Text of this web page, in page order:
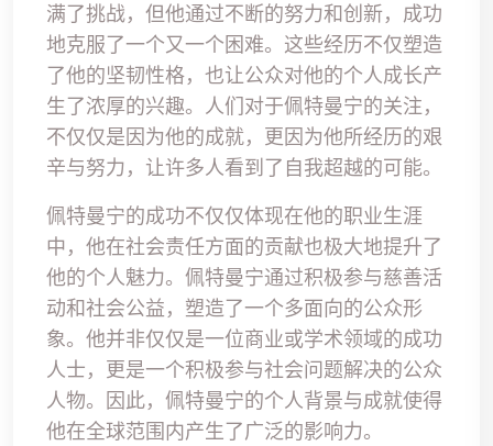
满了挑战，但他通过不断的努力和创新，成功
地克服了一个又一个困难。这些经历不仅塑造
了他的坚韧性格，也让公众对他的个人成长产
生了浓厚的兴趣。人们对于佩特曼宁的关注，
不仅仅是因为他的成就，更因为他所经历的艰
辛与努力，让许多人看到了自我超越的可能。
佩特曼宁的成功不仅仅体现在他的职业生涯
中，他在社会责任方面的贡献也极大地提升了
他的个人魅力。佩特曼宁通过积极参与慈善活
动和社会公益，塑造了一个多面向的公众形
象。他并非仅仅是一位商业或学术领域的成功
人士，更是一个积极参与社会问题解决的公众
人物。因此，佩特曼宁的个人背景与成就使得
他在全球范围内产生了广泛的影响力。